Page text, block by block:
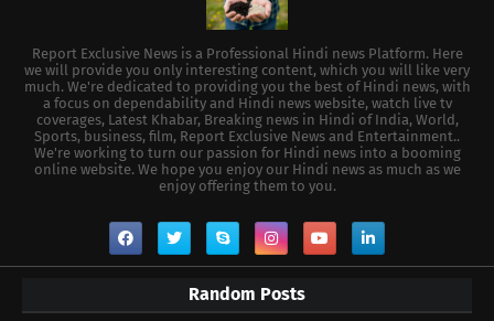
Report Exclusive News is a Professional Hindi news Platform. Here
we will provide you only interesting content, which you will like very
much. We're dedicated to providing you the best of Hindi news, with
a focus on dependability and Hindi news website, watch live tv
coverages, Latest Khabar, Breaking news in Hindi of India, World,
Sports, business, film, Report Exclusive News and Entertainment..
We're working to turn our passion for Hindi news into a booming
online website. We hope you enjoy our Hindi news as much as we
enjoy offering them to you.
Random Posts